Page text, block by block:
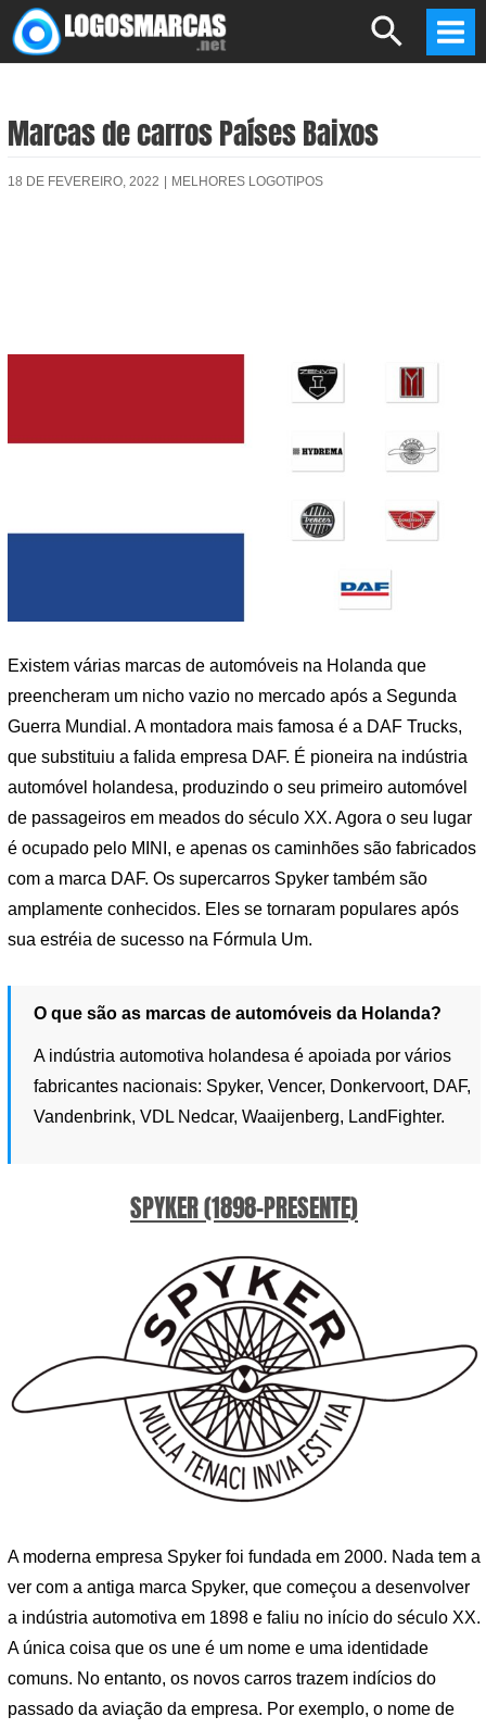
Skip
to
Search
Marcas de carros Países Baixos
18 DE FEVEREIRO, 2022 MELHORES LOGOTIPOS
Existem várias marcas de automóveis na Holanda que
preencheram um nicho vazio no mercado após a Segunda
Guerra Mundial. A montadora mais famosa é a DAF Trucks,
que substituiu a falida empresa DAF. É pioneira na indústria
automóvel holandesa, produzindo o seu primeiro automóvel
de passageiros em meados do século XX. Agora o seu lugar
é ocupado pelo MINI, e apenas os caminhões são fabricados
com a marca DAF. Os supercarros Spyker também são
amplamente conhecidos. Eles se tornaram populares após
sua estréia de sucesso na Fórmula Um.
O que são as marcas de automóveis da Holanda?
A indústria automotiva holandesa é apoiada por vários
fabricantes nacionais: Spyker, Vencer, Donkervoort, DAF,
Vandenbrink, VDL Nedcar, Waaijenberg, LandFighter.
SPYKER (1898-PRESENTE)
A moderna empresa Spyker foi fundada em 2000. Nada tem a
ver com a antiga marca Spyker, que começou a desenvolver
a indústria automotiva em 1898 e faliu no início do século XX.
A única coisa que os une é um nome e uma identidade
comuns. No entanto, os novos carros trazem indícios do
passado da aviação da empresa. Por exemplo, o nome de